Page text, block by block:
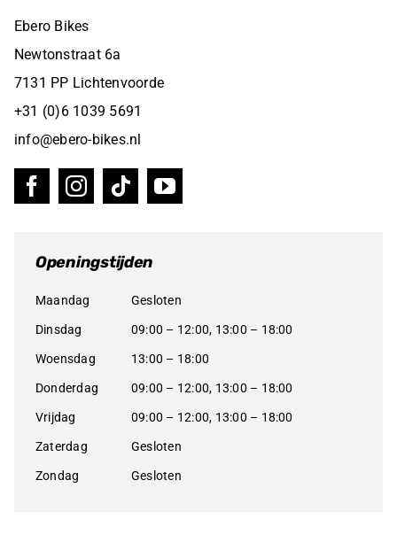
Ebero Bikes
Newtonstraat 6a
7131 PP Lichtenvoorde
+31 (0)6 1039 5691
info@ebero-bikes.nl
Openingstijden
Maandag Gesloten
Dinsdag 09:00 – 12:00, 13:00 – 18:00
Woensdag 13:00 – 18:00
Donderdag 09:00 – 12:00, 13:00 – 18:00
Vrijdag 09:00 – 12:00, 13:00 – 18:00
Zaterdag Gesloten
Zondag Gesloten